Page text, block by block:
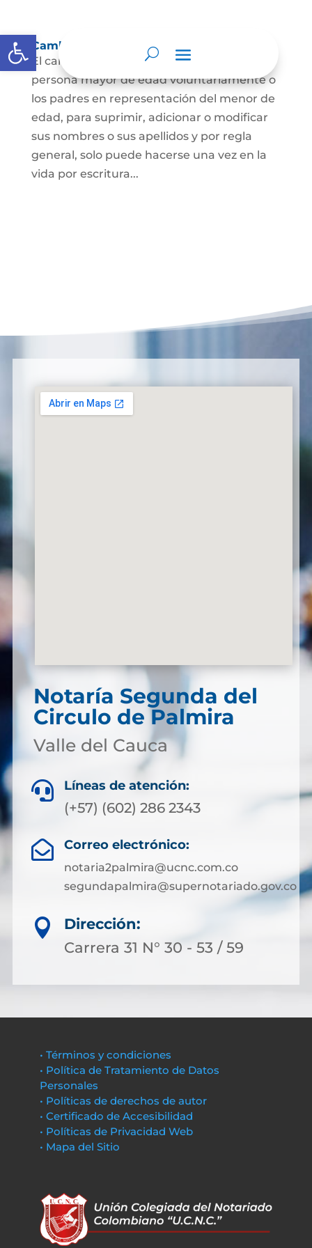
Abrir barra de herramientas
Cambio Nombre
El cambio de nombre lo podrá hacer la
persona mayor de edad voluntariamente o
los padres en representación del menor de
edad, para suprimir, adicionar o modificar
sus nombres o sus apellidos y por regla
general, solo puede hacerse una vez en la
vida por escritura...
Notaría Segunda del
Circulo de Palmira
Valle del Cauca
 Líneas de atención:
(+57) (602) 286 2343
 Correo electrónico:
notaria2palmira@ucnc.com.co
segundapalmira@supernotariado.gov.co

Dirección:
Carrera 31 N° 30 - 53 / 59
• Términos y condiciones
• Política de Tratamiento de Datos
Personales
• Políticas de derechos de autor
• Certificado de Accesibilidad
• Políticas de Privacidad Web
• Mapa del Sitio